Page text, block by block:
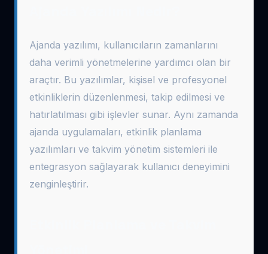
Ajanda yazılımı, kullanıcıların zamanlarını
daha verimli yönetmelerine yardımcı olan bir
araçtır. Bu yazılımlar, kişisel ve profesyonel
etkinliklerin düzenlenmesi, takip edilmesi ve
hatırlatılması gibi işlevler sunar. Aynı zamanda
ajanda uygulamaları, etkinlik planlama
yazılımları ve takvim yönetim sistemleri ile
entegrasyon sağlayarak kullanıcı deneyimini
zenginleştirir.